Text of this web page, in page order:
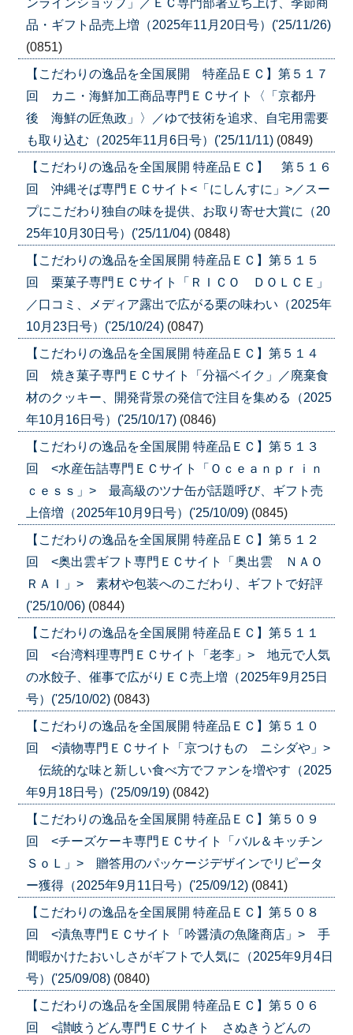
品・ギフト品売上増（2025年11月20日号）('25/11/26)
(0851)
【こだわりの逸品を全国展開 特産品ＥＣ】第５１７
回 カニ・海鮮加工商品専門ＥＣサイト〈「京都丹
後 海鮮の匠魚政」〉／ゆで技術を追求、自宅用需要
も取り込む（2025年11月6日号）('25/11/11) (0849)
【こだわりの逸品を全国展開 特産品ＥＣ】 第５１６
回 沖縄そば専門ＥＣサイト<「にしんすに」>／スー
プにこだわり独自の味を提供、お取り寄せ大賞に（20
25年10月30日号）('25/11/04) (0848)
【こだわりの逸品を全国展開 特産品ＥＣ】第５１５
回 栗菓子専門ＥＣサイト「ＲＩＣＯ ＤＯＬＣＥ」
／口コミ、メディア露出で広がる栗の味わい（2025年
10月23日号）('25/10/24) (0847)
【こだわりの逸品を全国展開 特産品ＥＣ】第５１４
回 焼き菓子専門ＥＣサイト「分福ベイク」／廃棄食
材のクッキー、開発背景の発信で注目を集める（2025
年10月16日号）('25/10/17) (0846)
【こだわりの逸品を全国展開 特産品ＥＣ】第５１３
回 <水産缶詰専門ＥＣサイト「Ｏｃｅａｎｐｒｉｎ
ｃｅｓｓ」> 最高級のツナ缶が話題呼び、ギフト売
上倍増（2025年10月9日号）('25/10/09) (0845)
【こだわりの逸品を全国展開 特産品ＥＣ】第５１２
回 <奥出雲ギフト専門ＥＣサイト「奥出雲 ＮＡＯ
ＲＡＩ」> 素材や包装へのこだわり、ギフトで好評
('25/10/06) (0844)
【こだわりの逸品を全国展開 特産品ＥＣ】第５１１
回 <台湾料理専門ＥＣサイト「老李」> 地元で人気
の水餃子、催事で広がりＥＣ売上増（2025年9月25日
号）('25/10/02) (0843)
【こだわりの逸品を全国展開 特産品ＥＣ】第５１０
回 <漬物専門ＥＣサイト「京つけもの ニシダや」>
伝統的な味と新しい食べ方でファンを増やす（2025
年9月18日号）('25/09/19) (0842)
【こだわりの逸品を全国展開 特産品ＥＣ】第５０９
回 <チーズケーキ専門ＥＣサイト「バル＆キッチン
ＳｏＬ」> 贈答用のパッケージデザインでリピータ
ー獲得（2025年9月11日号）('25/09/12) (0841)
【こだわりの逸品を全国展開 特産品ＥＣ】第５０８
回 <漬魚専門ＥＣサイト「吟醤漬の魚隆商店」> 手
間暇かけたおいしさがギフトで人気に（2025年9月4日
号）('25/09/08) (0840)
【こだわりの逸品を全国展開 特産品ＥＣ】第５０６
回 <讃岐うどん専門ＥＣサイト さぬきうどんの